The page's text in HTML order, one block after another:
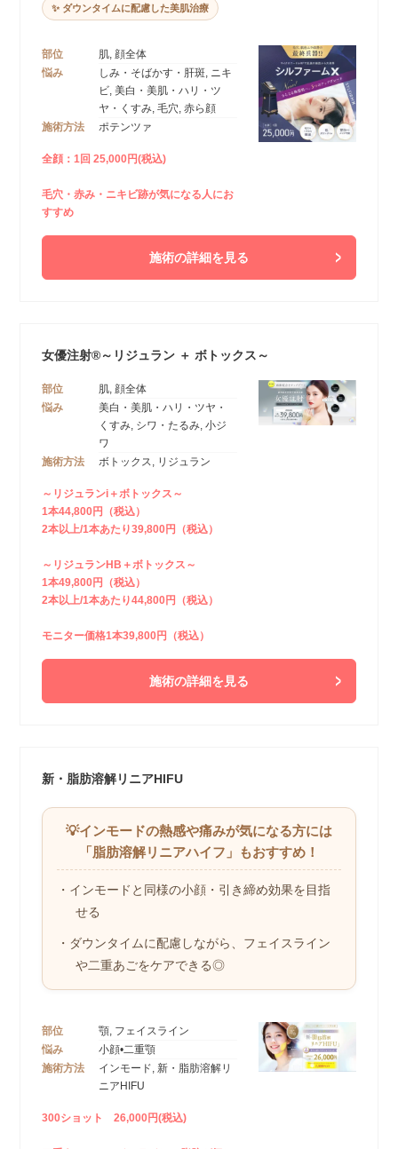
✨ ダウンタイムに配慮した美肌治療
部位
肌, 顔全体
悩み
しみ・そばかす・肝斑, ニキ
ビ, 美白・美肌・ハリ・ツ
ヤ・くすみ, 毛穴, 赤ら顔
施術方法
ポテンツァ
全顔：1回 25,000円(税込)
毛穴・赤み・ニキビ跡が気になる人にお
すすめ
施術の詳細を見る
女優注射®～リジュラン ＋ ボトックス～
部位
肌, 顔全体
悩み
美白・美肌・ハリ・ツヤ・
くすみ, シワ・たるみ, 小ジ
ワ
施術方法
ボトックス, リジュラン
～リジュランi＋ボトックス～
1本44,800円（税込）
2本以上/1本あたり39,800円（税込）
～リジュランHB＋ボトックス～
1本49,800円（税込）
2本以上/1本あたり44,800円（税込）
モニター価格1本39,800円（税込）
施術の詳細を見る
新・脂肪溶解リニアHIFU
💡インモードの熱感や痛みが気になる方には
「脂肪溶解リニアハイフ」もおすすめ！
・インモードと同様の小顔・引き締め効果を目指
せる
・ダウンタイムに配慮しながら、フェイスライン
や二重あごをケアできる◎
部位
顎, フェイスライン
悩み
小顔•二重顎
施術方法
インモード, 新・脂肪溶解リ
ニアHIFU
300ショット 26,000円(税込)